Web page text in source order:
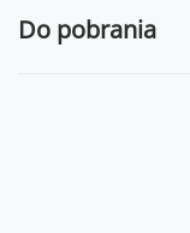
Do pobrania